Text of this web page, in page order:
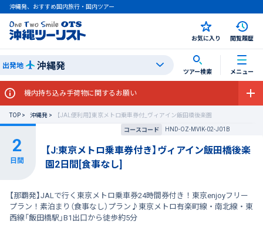
沖縄発、おすすめ国内旅行・国内ツアー
お気に入り 閲覧履歴
出発地 沖縄発 ツアー検索 メニュー
機内持ち込み手荷物に関するお願い
TOP 沖縄発
【JAL便利用】東京メトロ乗車券付_ヴィアイン飯田橋後楽園
コースコード
HND-OZ-MVIK-02-J01B
【J:東京メトロ乗車券付き】ヴィアイン飯田橋後楽
園2日間[食事なし]
【那覇発】JALで行く東京メトロ乗車券24時間券付き！東京enjoyフリー
プラン！素泊まり（食事なし）プラン♪東京メトロ有楽町線・南北線・東
西線「飯田橋駅」B1出口から徒歩約5分